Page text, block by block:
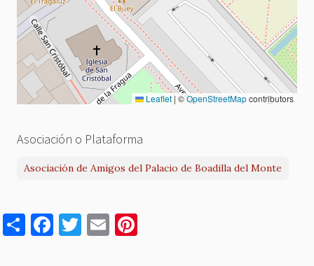
Leaflet | ©OpenStreetMapcontributors
Asociación o Plataforma
Asociación de Amigos del Palacio de Boadilla del Monte
S
h
F
a
T
w
E
m